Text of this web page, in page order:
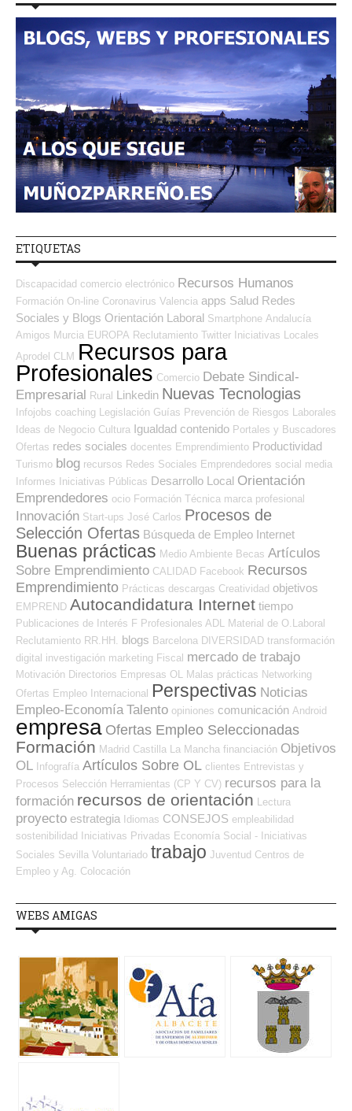
ETIQUETAS
Discapacidad comercio electrónico Recursos Humanos
Formación On-line Coronavirus Valencia apps Salud Redes
Sociales y Blogs Orientación Laboral Smartphone Andalucía
Amigos Murcia EUROPA Reclutamiento Twitter Iniciativas Locales
Aprodel CLM Recursos para
Profesionales Comercio Debate Sindical-
Empresarial Rural Linkedin Nuevas Tecnologias
Infojobs coaching Legislación Guías Prevención de Riesgos Laborales
Ideas de Negocio Cultura Igualdad contenido Portales y Buscadores
Ofertas redes sociales docentes Emprendimiento Productividad
Turismo blog recursos Redes Sociales Emprendedores social media
Informes
Iniciativas Públicas Desarrollo Local Orientación
Emprendedores ocio Formación Técnica marca profesional
Innovación Start-ups José Carlos Procesos de
Selección Ofertas Búsqueda de Empleo Internet
Buenas prácticas Medio Ambiente Becas Artículos
Sobre Emprendimiento CALIDAD Facebook Recursos
Emprendimiento Prácticas descargas Creatividad objetivos
EMPREND Autocandidatura Internet tiempo
Publicaciones de Interés F Profesionales ADL Material de O.Laboral
Reclutamiento RR.HH. blogs Barcelona DIVERSIDAD transformación
digital investigación marketing Fiscal mercado de trabajo
Motivación Directorios Empresas OL Malas prácticas Networking
Ofertas Empleo Internacional Perspectivas Noticias
Empleo-Economía Talento opiniones comunicación Android
empresa Ofertas Empleo Seleccionadas
Formación Madrid Castilla La Mancha financiación Objetivos
OL Infografía Artículos Sobre OL clientes Entrevistas y
Procesos Selección Herramientas (CP Y CV) recursos para la
formación recursos de orientación Lectura
proyecto estrategia Idiomas CONSEJOS empleabilidad
sostenibilidad
Iniciativas Privadas Economía Social - Iniciativas
Sociales Sevilla Voluntariado trabajo Juventud Centros de
Empleo y Ag. Colocación
WEBS AMIGAS